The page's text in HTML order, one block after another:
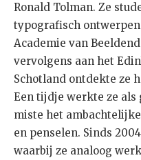
Ronald Tolman. Ze
typografisch
Academie van
vervolgens aan het
Schotland ontdekte ze
Een tijdje werkte ze als
miste het
en penselen. Sinds
waarbij ze analoog